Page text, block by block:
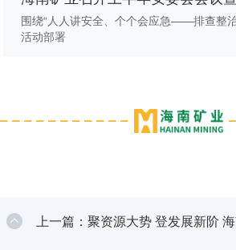
员大会
围绕“人人讲安全、个个会应急——排查整
活动部署
上一篇：聚资源大势 登发展新阶